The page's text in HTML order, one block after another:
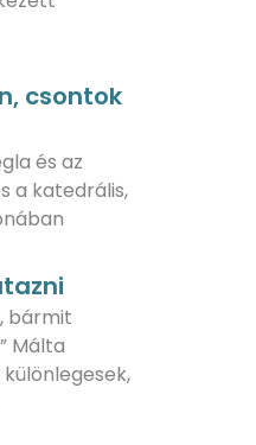
csontok
és az
a katedrális,
bármit
Málta